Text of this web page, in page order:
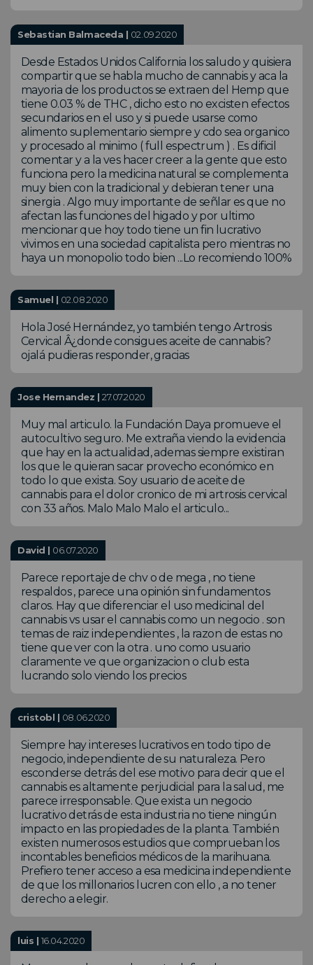
Sebastian Balmaceda | 02.09.2020
Desde Estados Unidos California los saludo y quisiera
compartir que se habla mucho de cannabis y aca la
mayoria de los productos se extraen del Hemp que
tiene 0.03 % de THC , dicho esto no excisten efectos
secundarios en el uso y si puede usarse como
alimento suplementario siempre y cdo sea organico
y procesado al minimo ( full espectrum ) . Es dificil
comentar y a la ves hacer creer a la gente que esto
funciona pero la medicina natural se complementa
muy bien con la tradicional y debieran tener una
sinergia . Algo muy importante de señlar es que no
afectan las funciones del higado y por ultimo
mencionar que hoy todo tiene un fin lucrativo
vivimos en una sociedad capitalista pero mientras no
haya un monopolio todo bien ...Lo recomiendo 100%
Samuel | 02.08.2020
Hola José Hernández, yo también tengo Artrosis
Cervical Â¿donde consigues aceite de cannabis?
ojalá pudieras responder, gracias
Jose Hernandez |27.07.2020
Muy mal articulo. la Fundación Daya promueve el
autocultivo seguro. Me extraña viendo la evidencia
que hay en la actualidad, ademas siempre existiran
los que le quieran sacar provecho económico en
todo lo que exista. Soy usuario de aceite de
cannabis para el dolor cronico de mi artrosis cervical
con 33 años. Malo Malo Malo el articulo...
David | 06.07.2020
Parece reportaje de chv o de mega , no tiene
respaldos , parece una opinión sin fundamentos
claros. Hay que diferenciar el uso medicinal del
cannabis vs usar el cannabis como un negocio . son
temas de raiz independientes , la razon de estas no
tiene que ver con la otra . uno como usuario
claramente ve que organizacion o club esta
lucrando solo viendo los precios
cristobl | 08.06.2020
Siempre hay intereses lucrativos en todo tipo de
negocio, independiente de su naturaleza. Pero
esconderse detrás del ese motivo para decir que el
cannabis es altamente perjudicial para la salud, me
parece irresponsable. Que exista un negocio
lucrativo detrás de esta industria no tiene ningún
impacto en las propiedades de la planta. También
existen numerosos estudios que comprueban los
incontables beneficios médicos de la marihuana.
Prefiero tener acceso a esa medicina independiente
de que los millonarios lucren con ello , a no tener
derecho a elegir.
luis | 16.04.2020